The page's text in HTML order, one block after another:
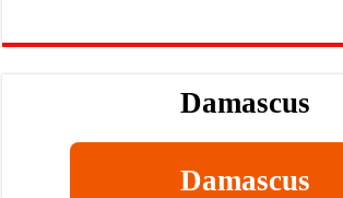
Damascus
Damascus